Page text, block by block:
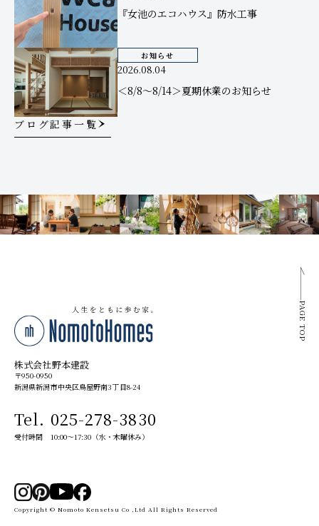
ブログ記事一覧
『女池のエコハウス』防水工事
お知らせ
2026.08.04
＜8/8～8/14＞夏期休業のお知らせ
株式会社野本建設
〒950-0950
新潟県新潟市中央区鳥屋野南3丁目8-24
Tel. 025-278-3830
受付時間 10:00～17:30（水・木曜休み）
Copyright © Nomoto Kensetsu Co ,Ltd All Rights Reserved
PAGE TOP